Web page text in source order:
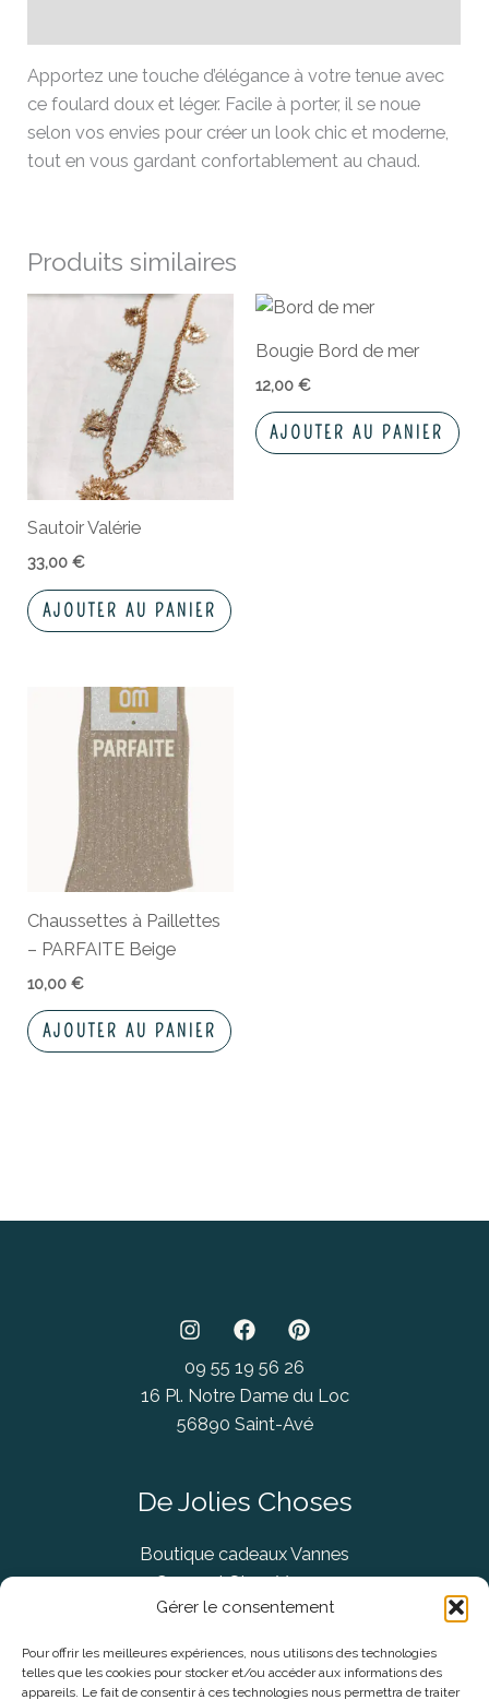
Gérer le consentement
Pour offrir les meilleures expériences, nous utilisons des technologies
telles que les cookies pour stocker et/ou accéder aux informations des
appareils. Le fait de consentir à ces technologies nous permettra de traiter
Apportez une touche d’élégance à votre tenue avec
ce foulard doux et léger. Facile à porter, il se noue
selon vos envies pour créer un look chic et moderne,
tout en vous gardant confortablement au chaud.
Produits similaires
Sautoir Valérie
33,00€
AJOUTER AU PANIER
Bougie Bord de mer
12,00 €
AJOUTER AU PANIER
Chaussettes à Paillettes
– PARFAITE Beige
10,00€
AJOUTER AU PANIER
09 55 19 56 26
16 Pl. Notre Dame du Loc
56890 Saint-Avé
De Jolies Choses
Boutique cadeaux Vannes
Concept Store Vannes